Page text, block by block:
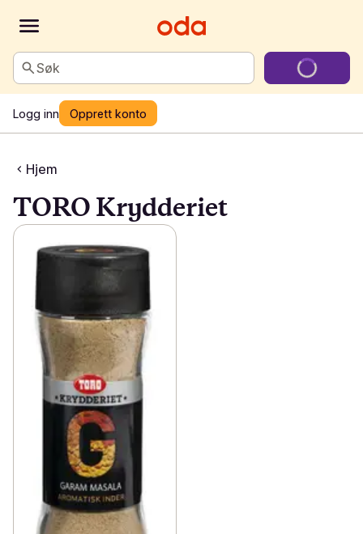
Søk
Logg inn Opprett konto
Hjem
TORO Krydderiet